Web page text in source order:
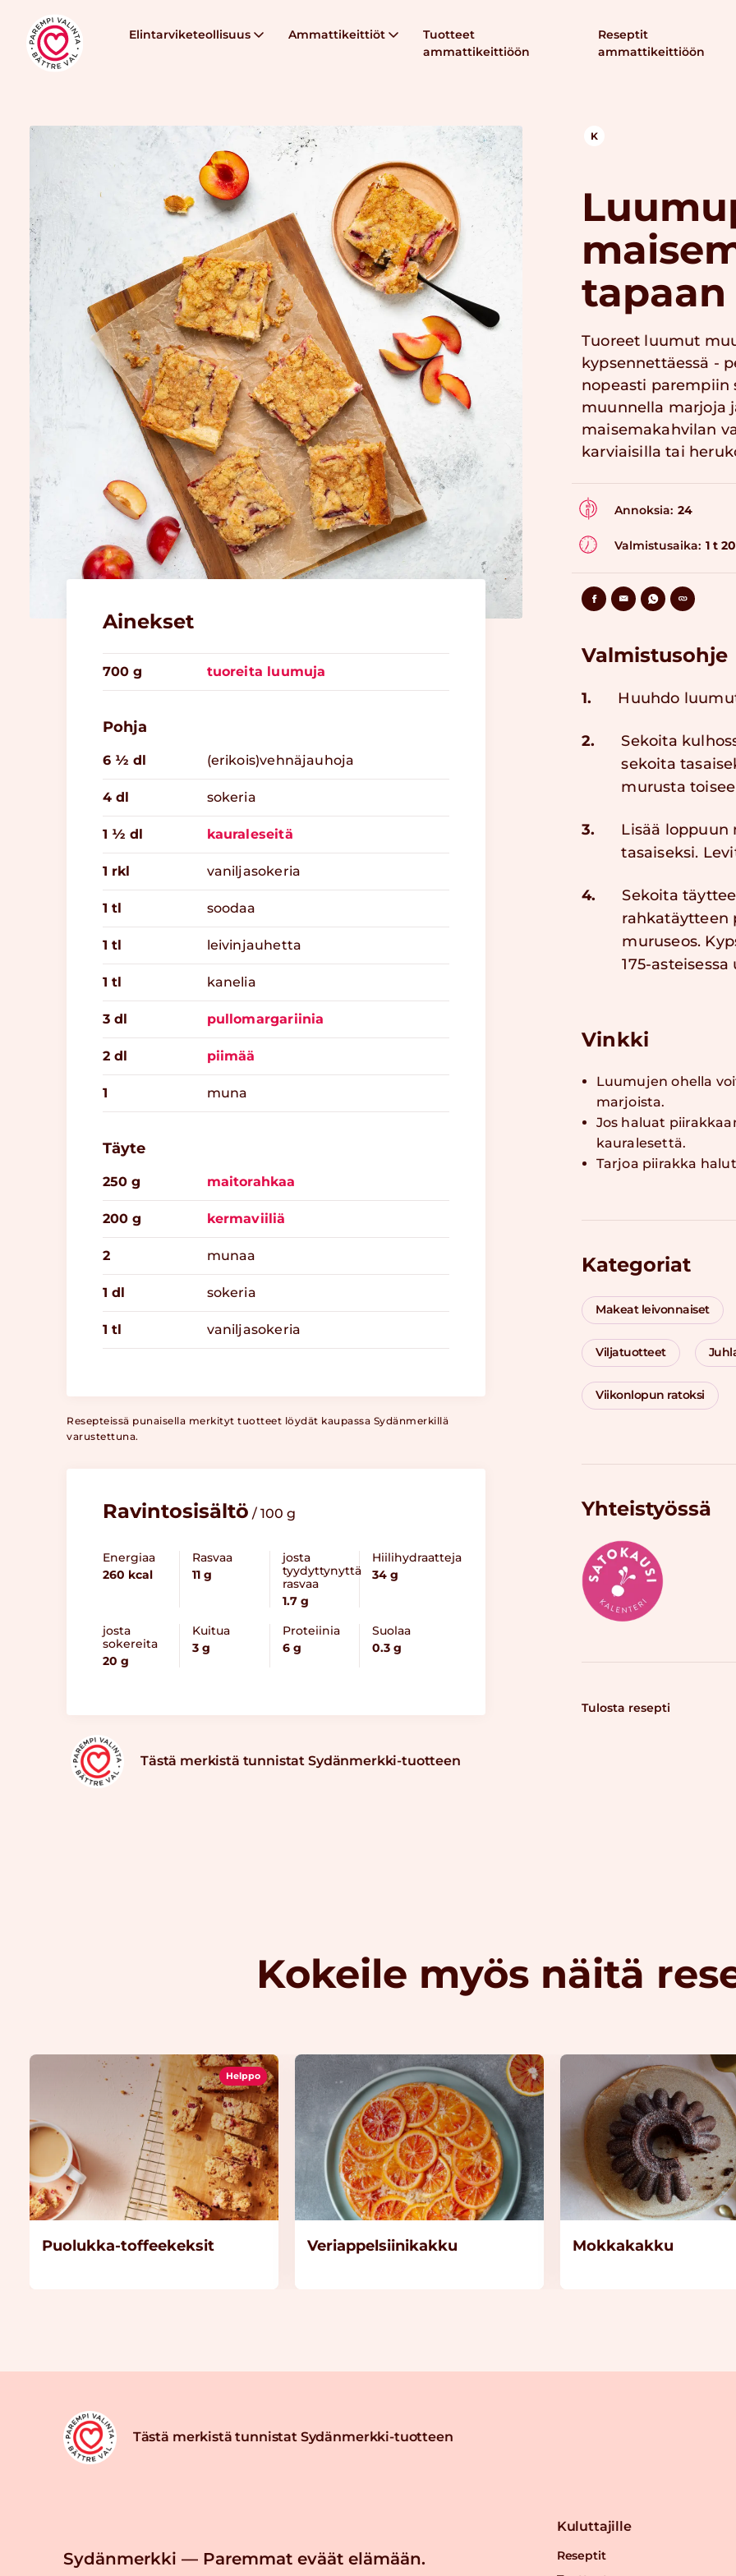
Elintarviketeollisuus Ammattikeittiöt
Tuotteet
ammattikeittiöön
Reseptit
ammattikeittiöön
Ainekset
700 g tuoreita luumuja
Pohja
6 ½ dl (erikois)vehnäjauhoja
4 dl sokeria
1 ½ dl kauraleseitä
1 rkl vaniljasokeria
1 tl soodaa
1 tl leivinjauhetta
1 tl kanelia
3 dl pullomargariinia
2 dl piimää
1 muna
Täyte
250 g maitorahkaa
200 g kermaviiliä
2 munaa
1 dl sokeria
1 tl vaniljasokeria
Resepteissä punaisella merkityt tuotteet löydät kaupassa Sydänmerkillä
varustettuna.
Ravintosisältö / 100 g
Energiaa
260 kcal
Rasvaa
11 g
josta
tyydyttynyttä
rasvaa
1.7 g
Hiilihydraatteja
34 g
josta
sokereita
20 g
Kuitua
3 g
Proteiinia
6 g
Suolaa
0.3 g
Tästä merkistä tunnistat Sydänmerkki-tuotteen
K
tapaan
Tuoreet luumut
kypsennettäessä -
nopeasti parempiin
muunnella marjoja
maisemakahvilan
karviaisilla tai
Annoksia: 24
Valmistusaika: 1 t
Valmistusohje
1. Huuhdo
2.
Sekoita
sekoita
murusta
3.
Lisää loppuun
tasaiseksi.
4.
Sekoita
rahkatäytteen
muruseos.
175-
Vinkki
Luumujen ohella
marjoista.
Jos haluat
kauralesettä.
Tarjoa piirakka
Kategoriat
Makeat leivonnaiset
Viljatuotteet
Viikonlopun ratoksi
Yhteistyössä
Tulosta resepti
Kokeile myös näitä
Helppo
Puolukka-toffeekeksit Veriappelsiinikakku Mokkakakku
Tästä merkistä tunnistat Sydänmerkki-tuotteen
Sydänmerkki — Paremmat eväät elämään.
Kuluttajille
Reseptit